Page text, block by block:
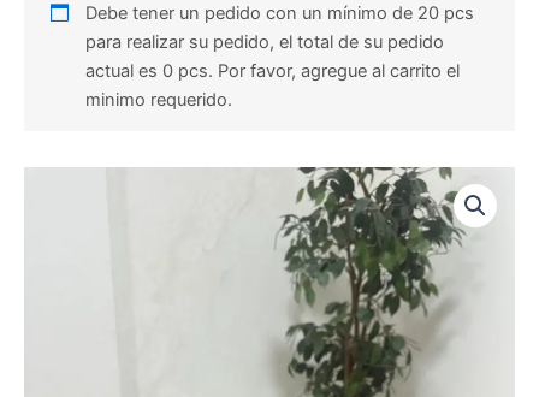
Debe tener un pedido con un mínimo de 20 pcs
para realizar su pedido, el total de su pedido
actual es 0 pcs. Por favor, agregue al carrito el
minimo requerido.